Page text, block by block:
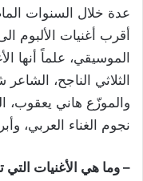
عدة خلال السنوات
أقرب أغنيات الألبوم
الموسيقي، علماً أنها
الثلاثي الناجح،
والموزّع هاني يعقوب،
نجوم الغناء العربي،
– وما هي الأغنيات التي